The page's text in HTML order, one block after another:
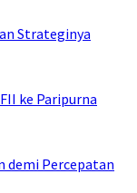
Strateginya
ke Paripurna
demi Percepatan